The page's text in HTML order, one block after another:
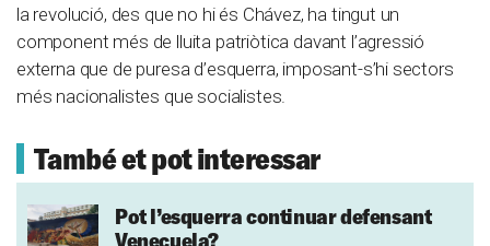
la revolució, des que no hi és Chávez, ha tingut un
component més de lluita patriòtica davant l’agressió
externa que de puresa d’esquerra, imposant-s’hi sectors
més nacionalistes que socialistes.
També et pot interessar
Pot l’esquerra continuar defensant
Veneçuela?